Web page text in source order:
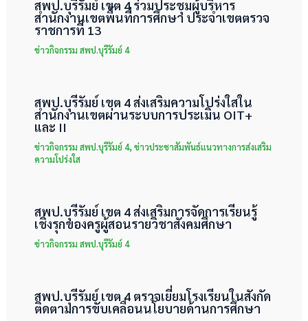
สพป.บุรีรัมย์ เขต 4 ร่วมประชุมผู้บริหาร
สำนักงานเขตพื้นที่การศึกษา ประจำเขตตรวจ
ราชการที่ 13
ข่าวกิจกรรม สพป.บุรีรัมย์ 4
สพป.บุรีรัมย์ เขต 4 ส่งเสริมความโปร่งใสใน
สำนักงานเขตผ่านระบบการประเมิน OIT+
และ II
ข่าวกิจกรรม สพป.บุรีรัมย์ 4, ข่าวประชาสัมพันธ์แนวทางการส่งเสริม
ความโปร่งใส
สพป.บุรีรัมย์ เขต 4 ส่งเสริมการจัดการเรียนรู้
เชิงรุกของครูผู้สอนรายวิชาสังคมศึกษา
ข่าวกิจกรรม สพป.บุรีรัมย์ 4
สพป.บุรีรัมย์ เขต 4 ตรวจเยี่ยมโรงเรียนในสังกัด
ติดตามการขับเคลื่อนนโยบายด้านการศึกษา